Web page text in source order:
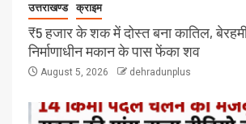
उत्तराखण्ड क्राइम
₹5 हजार के शक में दोस्त बना कातिल,
निर्माणाधीन मकान के पास फेंका शव
August 5, 2026 dehradunplus